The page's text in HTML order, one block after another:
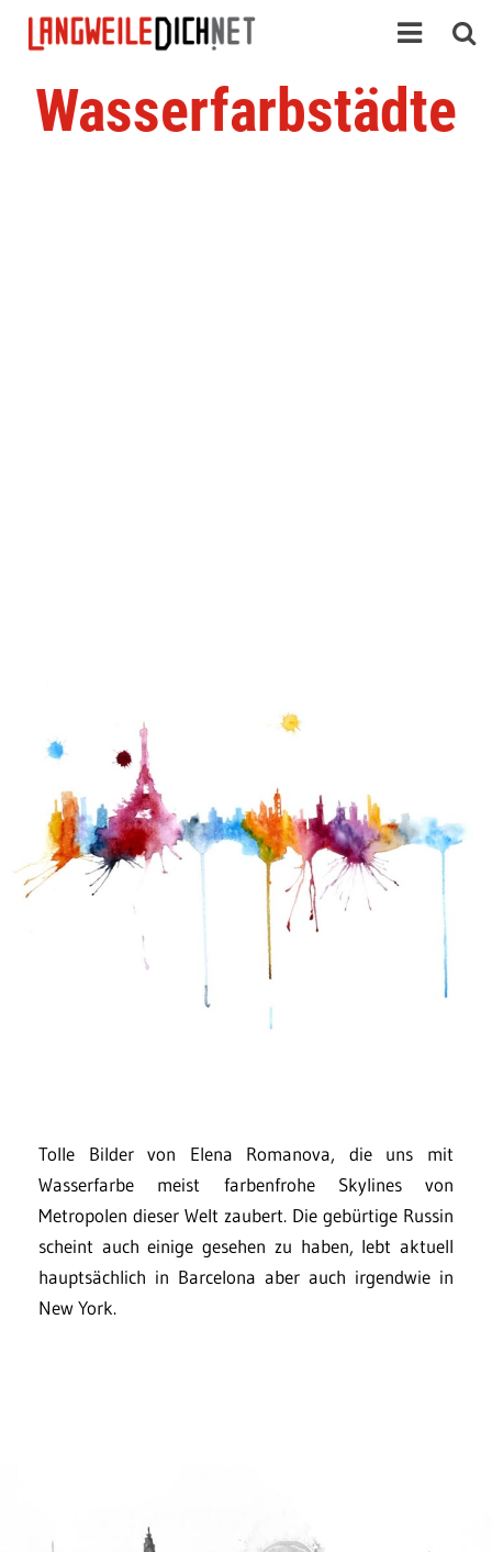
Wasserfarbstädte
Tolle Bilder von Elena Romanova, die uns mit
Wasserfarbe meist farbenfrohe Skylines von
Metropolen dieser Welt zaubert. Die gebürtige Russin
scheint auch einige gesehen zu haben, lebt aktuell
hauptsächlich in Barcelona aber auch irgendwie in
New York.